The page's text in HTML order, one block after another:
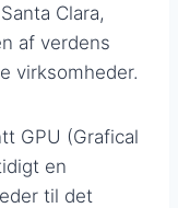
Clara,
af verdens
virksomheder.
GPU (Grafical
en
til det